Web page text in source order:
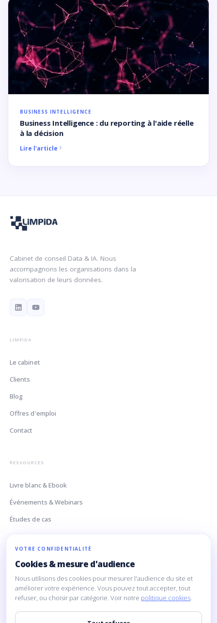
BUSINESS INTELLIGENCE
Business Intelligence : du reporting à l'aide réelle
à la décision
Lire l'article
Cabinet de conseil Data & IA. Nous
accompagnons les organisations dans la
valorisation de leurs données.
LIMPIDA
Le cabinet
Clients
Blog
Offres d'emploi
Contact
RESSOURCES
Livre blanc & Ebook
Événements & Webinars
Études de cas
Glossaire Data
CONTACT
160 Rue Montmartre
75002 Paris
VOTRE CONFIDENTIALITÉ
Cookies & mesure d'audience
Nous utilisons des cookies pour mesurer l'audience du site et
améliorer votre expérience. Vous pouvez tout accepter, tout
refuser, ou choisir par catégorie. Voir notre politique cookies.